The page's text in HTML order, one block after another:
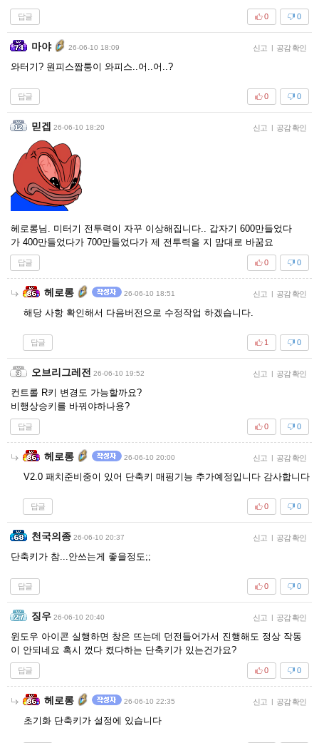
답글 0
0
마야 26-06-10 18:09 신고 | 공감 확인
와터기? 원피스짭퉁이 와피스..어..어..?
답글 0
0
믿겝 26-06-10 18:20 신고 | 공감 확인
헤로롱님. 미터기 전투력이 자꾸 이상해집니다.. 갑자기 600만들었다
가 400만들었다가 700만들었다가 제 전투력을 지 맘대로 바꿈요
답글 0
0
헤로롱 26-06-10 18:51 신고 | 공감 확인
해당 사항 확인해서 다음버전으로 수정작업 하겠습니다.
답글 0
1
오브리그레전 26-06-10 19:52 신고 | 공감 확인
컨트롤 R키 변경도 가능할까요?
비행상승키를 바꿔야하나용?
답글 0
0
헤로롱 26-06-10 20:00 신고 | 공감 확인
V2.0 패치준비중이 있어 단축키 매핑기능 추가예정입니다 감사합니다
답글 0
0
천국의종 26-06-10 20:37 신고 | 공감 확인
단축키가 참...안쓰는게 좋을정도;;
답글 0
0
징우 26-06-10 20:40 신고 | 공감 확인
윈도우 아이콘 실행하면 창은 뜨는데 던전들어가서 진행해도 정상 작동
이 안되네요 혹시 껐다 켰다하는 단축키가 있는건가요?
답글 0
0
헤로롱 26-06-10 22:35 신고 | 공감 확인
초기화 단축키가 설정에 있습니다